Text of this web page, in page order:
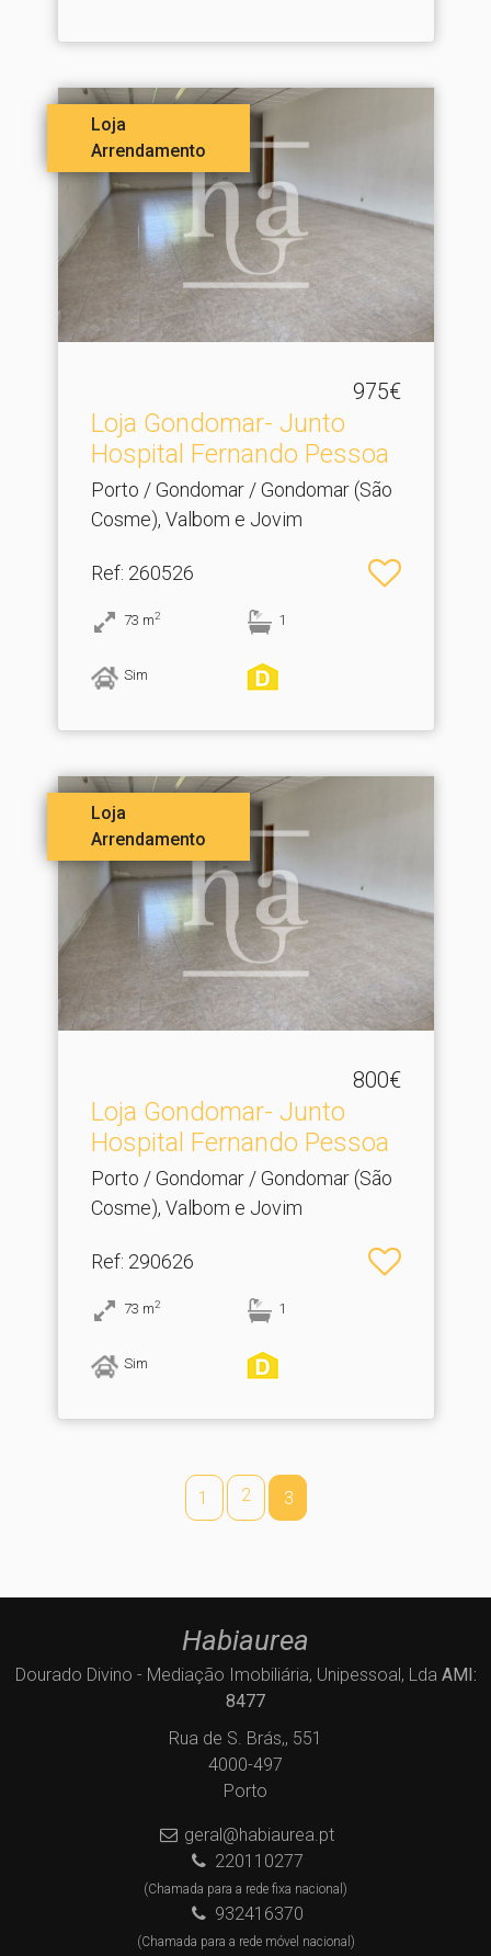
Loja
Arrendamento
975€
Loja Gondomar- Junto
Hospital Fernando Pessoa
Porto / Gondomar / Gondomar (São
Cosme), Valbom e Jovim
Ref: 260526
73 m2 1
Sim
Loja
Arrendamento
800€
Loja Gondomar- Junto
Hospital Fernando Pessoa
Porto / Gondomar / Gondomar (São
Cosme), Valbom e Jovim
Ref: 290626
73 m2 1
Sim
1 2 3
Habiaurea
Dourado Divino - Mediação Imobiliária, Unipessoal, Lda AMI:
8477
Rua de S. Brás,, 551
4000-497
Porto
geral@habiaurea.pt
220110277
(Chamada para a rede fixa nacional)
932416370
(Chamada para a rede móvel nacional)